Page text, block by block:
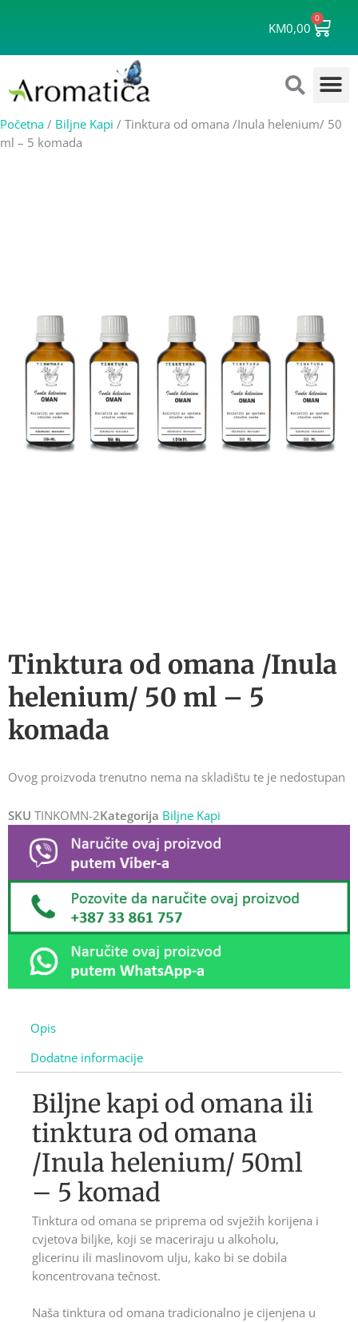
KM0,00
0
Cart
Početna / Biljne Kapi / Tinktura od omana /Inula helenium/ 50
ml – 5 komada
Tinktura od omana /Inula
helenium/ 50 ml – 5
komada
Ovog proizvoda trenutno nema na skladištu te je nedostupan
SKU TINKOMN-2Kategorija Biljne Kapi
Opis
Dodatne informacije
Biljne kapi od omana ili
tinktura od omana
/Inula helenium/ 50ml
– 5 komad
Tinktura od omana se priprema od svježih korijena i
cvjetova biljke, koji se maceriraju u alkoholu,
glicerinu ili maslinovom ulju, kako bi se dobila
koncentrovana tečnost.
Naša tinktura od omana tradicionalno je cijenjena u